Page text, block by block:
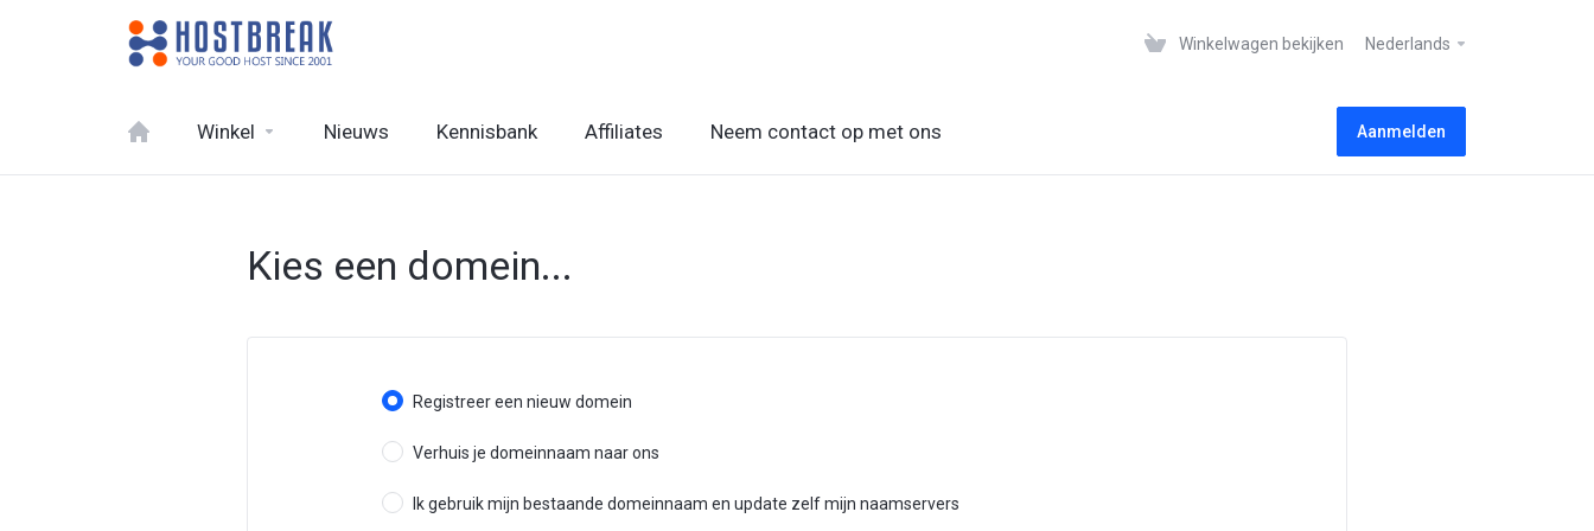
Winkelwagen bekijken Nederlands
Winkel Nieuws Kennisbank Affiliates Neem contact op met ons Aanmelden
Kies een domein...
Registreer een nieuw domein
Verhuis je domeinnaam naar ons
Ik gebruik mijn bestaande domeinnaam en update zelf mijn naamservers